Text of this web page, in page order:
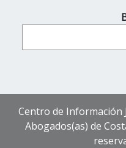
Centro de Información
Abogados(as) de